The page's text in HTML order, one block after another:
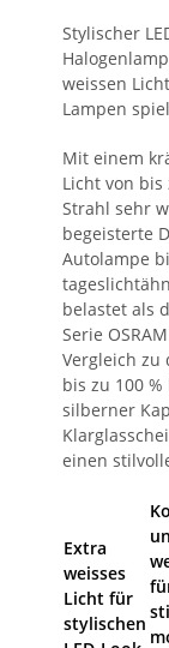
Stylischer
weissen
Lampen
Mit einem
Licht von
Strahl sehr
begeisterte
Autolampe
belastet als
Serie
Vergleich zu
bis zu 100
silberner
einen
Extra
weisses
Licht für
stylischen